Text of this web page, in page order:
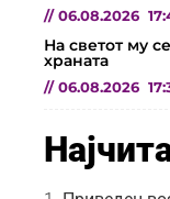
// 06.08.2026
На светот му
храната
// 06.08.2026